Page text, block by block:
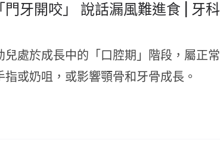
門牙開咬」 說話漏風難進食 | 牙科
處於成長中的「口腔期」階段，屬正常
或奶咀，或影響顎骨和牙骨成長。